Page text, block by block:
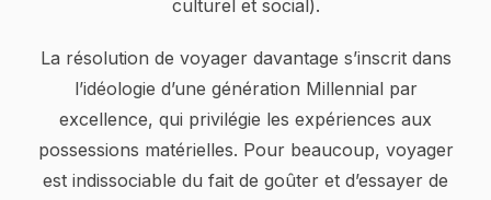
culturel et social).
La résolution de voyager davantage s’inscrit dans
l’idéologie d’une génération Millennial par
excellence, qui privilégie les expériences aux
possessions matérielles. Pour beaucoup, voyager
est indissociable du fait de goûter et d’essayer de